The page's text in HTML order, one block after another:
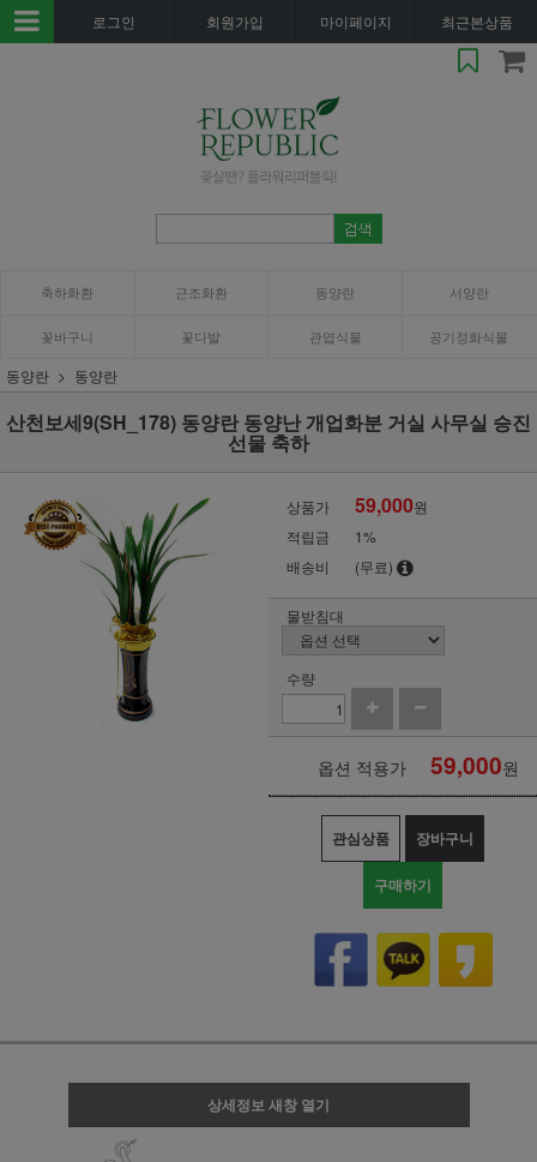
로그인 회원가입 마이페이지 최근본상품
축하화환 근조화환 동양란 서양란
꽃바구니 꽃다발 관엽식물 공기정화식물
동양란 동양란
산천보세9(SH_178) 동양란 동양난 개업화분 거실 사무실 승진
선물 축하
상품가 59,000원
적립금
1%
배송비
(무료)
물받침대
수량
옵션 적용가 59,000원
관심상품 장바구니
구매하기
상세정보 새창 열기